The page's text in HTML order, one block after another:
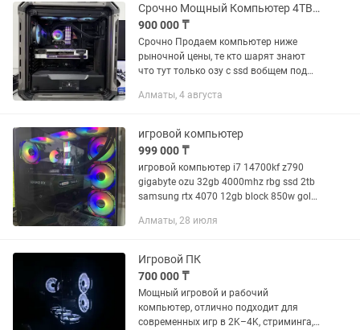
Мышка: Lamzu maya Клава: Ajazz
820pro...
Срочно Мощный Компьютер 4TB SSD Hard RAM 64Gb 3090
900 000 ₸
Срочно Продаем компьютер ниже
рыночной цены, те кто шарят знают
что тут только озу с ssd вобщем под
продавать не можем нужны деньги на
Алматы, 4 августа
игровой компьютер
999 000 ₸
игровой компьютер i7 14700kf z790
gigabyte ozu 32gb 4000mhz rbg ssd 2tb
samsung rtx 4070 12gb block 850w gold
Алматы, 28 июля
Игровой ПК
700 000 ₸
Мощный игровой и рабочий
компьютер, отлично подходит для
современных игр в 2K–4K, стриминга,